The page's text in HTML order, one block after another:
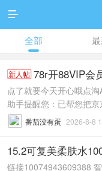

全部
新人帖 78r开88VIP会
点了就要今天开心哦点
助手提醒您：已帮您把
番茄没有蛋 2026-8-8
15.2可复美柔肤水
链接10074943609388